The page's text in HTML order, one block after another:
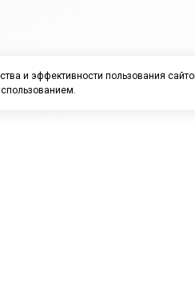
и эффективности пользования